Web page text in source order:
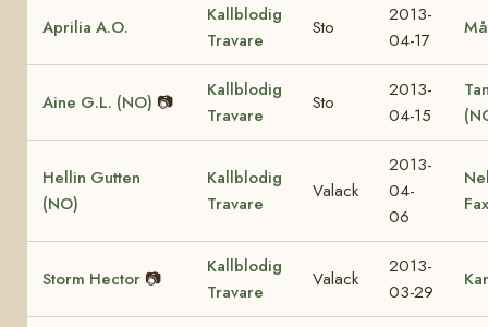
Aprilia A.O.
Kallblodig
Travare
Sto
2013-
04-17
Aine G.L. (NO) 📷
Kallblodig
Travare
Sto
2013-
04-15
Hellin Gutten
(NO)
Kallblodig
Travare
Valack
2013-
04-
06
Storm Hector 📷
Kallblodig
Travare
Valack
2013-
03-29